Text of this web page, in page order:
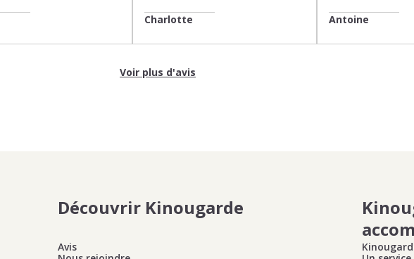
Charlotte Antoine
Voir plus d'avis
Découvrir Kinougarde
Avis